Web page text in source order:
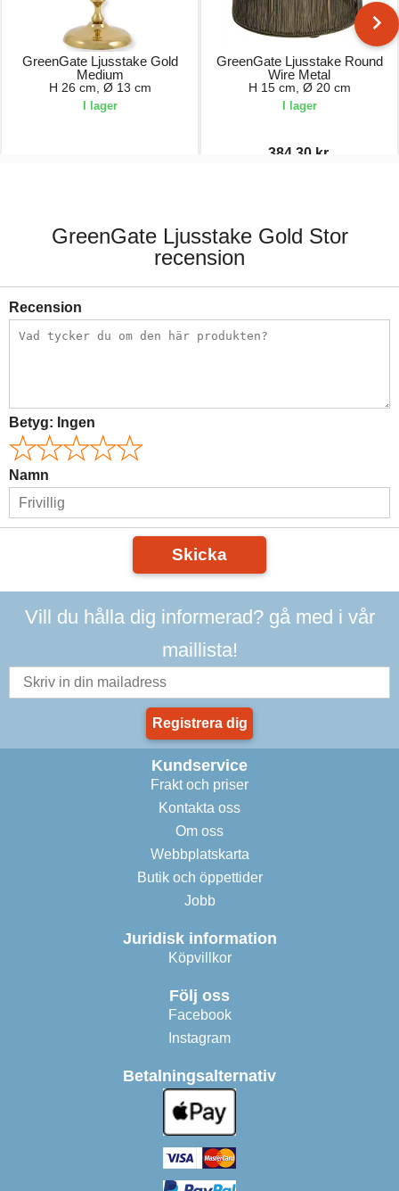
GreenGate Ljusstake Gold
Medium
H 26 cm, Ø 13 cm
I lager
GreenGate Ljusstake Round
Wire Metal
H 15 cm, Ø 20 cm
I lager
384,30 kr.
GreenGate Ljusstake Gold Stor
recension
Recension
Betyg: Ingen
Namn
Skicka
Vill du hålla dig informerad? gå med i vår
maillista!
Registrera dig
Kundservice
Frakt och priser
Kontakta oss
Om oss
Webbplatskarta
Butik och öppettider
Jobb
Juridisk information
Köpvillkor
Följ oss
Facebook
Instagram
Betalningsalternativ